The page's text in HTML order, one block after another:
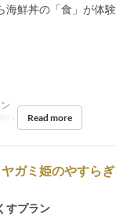
海鮮丼の「食」が体
LunchRead more
ヤガミ姫のやすら
すプラン